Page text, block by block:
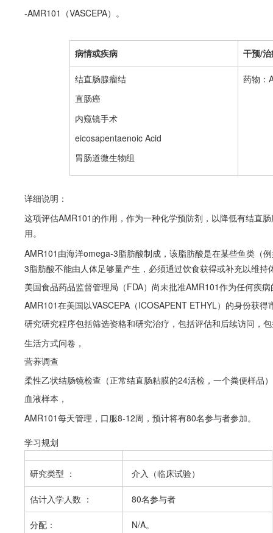
-AMR101（VASCEPA）。
病情或疾病 干预/
结直肠腺瘤结
直肠癌
内窥镜手术
eicosapentaenoic Acid
胃肠道微生物组
药物：
详细说明：
这项评估AMR101的作用，作为一种化学预防剂，以降低有结直
用。
AMR101由海洋omega-3脂肪酸制成，该脂肪酸是在某些鱼类（
3脂肪酸不能由人体足够量产生，必须通过饮食获得或补充以维持
美国食品药品监督管理局（FDA）尚未批准AMR101作为任何疾
AMR101在美国以VASCEPA（ICOSAPENT ETHYL）的身份获得
研究研究程序包括筛选资格和研究治疗，包括评估和后续访问，
生活方式问卷，
营养调查
柔性乙状结肠镜检查（正常结直肠粘膜的24活检，一个粪便样品）
血液样本，
AMR101每天管理，口服8-12周，预计将有80名参与者参加。
学习规划
研究类型 ： 介入（临床试验）
估计入学人数 ： 80名参与者
分配： N/A。